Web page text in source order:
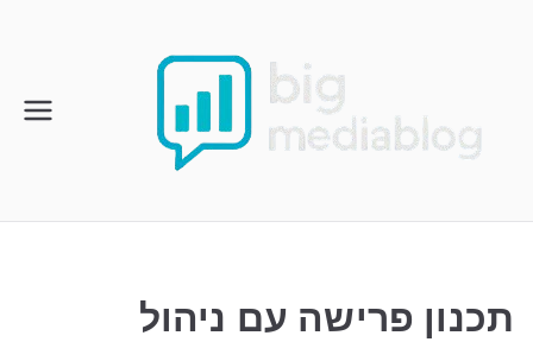
תכנון פרישה עם ניהול